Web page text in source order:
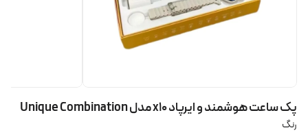
پک ساعت هوشمند و ایرپاد x10 مدل Unique Combination
رنگ